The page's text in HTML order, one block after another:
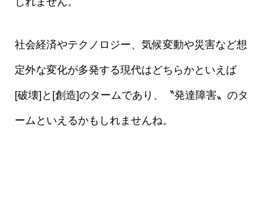
社会経済やテクノロジー、気候変動や災害など想
定外な変化が多発する現代はどちらかといえば
[破壊]と[創造]のタームであり、〝発達障害〟のタ
ームといえるかもしれませんね。